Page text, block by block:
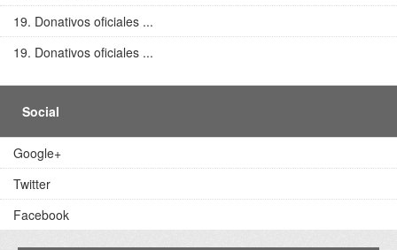
19. Donativos oficiales ...
19. Donativos oficiales ...
Social
Google+
Twitter
Facebook